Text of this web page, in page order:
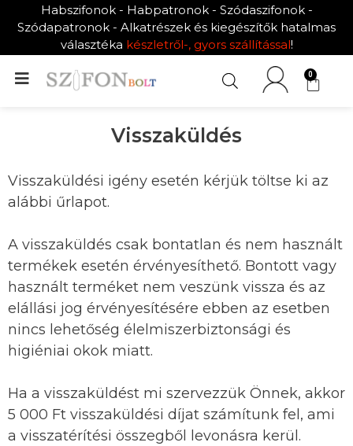
Habszifonok - Habpatronok - Szódaszifonok -
Szódapatronok - Alkatrészek és kiegészítők hatalmas
választéka készletről-, gyors szállítással!
0
Visszaküldés
Visszaküldési igény esetén kérjük töltse ki az
alábbi űrlapot.
A visszaküldés csak bontatlan és nem használt
termékek esetén érvényesíthető. Bontott vagy
használt terméket nem veszünk vissza és az
elállási jog érvényesítésére ebben az esetben
nincs lehetőség élelmiszerbiztonsági és
higiéniai okok miatt.
Ha a visszaküldést mi szervezzük Önnek, akkor
5 000 Ft visszaküldési díjat számítunk fel, ami
a visszatérítési összegből levonásra kerül.